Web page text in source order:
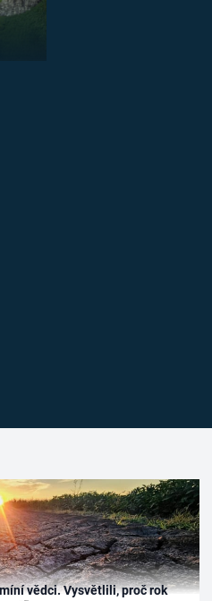
vědci. Vysvětlili, proč rok